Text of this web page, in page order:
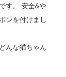
す。 安全&や
ンを付けまし
んな猫ちゃん